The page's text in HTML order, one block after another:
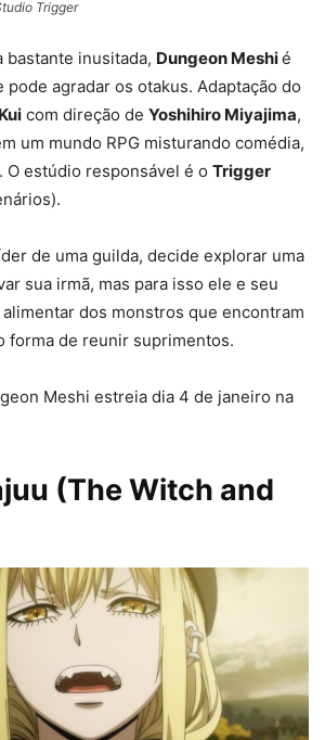
Trigger
bastante inusitada, Dungeon Meshié
pode agradar os otakus. Adaptação do
com direção de Yoshihiro Miyajima,
um mundo RPG misturando comédia,
O estúdio responsável é o Trigger
de uma guilda, decide explorar uma
sua irmã, mas para isso ele e seu
dos monstros que encontram
forma de reunir suprimentos.
Meshi estreia dia 4 de janeiro na
(The Witch and